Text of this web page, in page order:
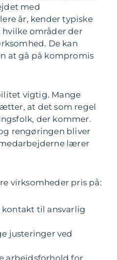
med
år, kender typiske
områder der
De kan
at gå på kompromis
vigtig. Mange
at det som regel
der kommer.
rengøringen bliver
lærer
virksomheder pris på:
til ansvarlig
justeringer ved
arbejdsforhold for